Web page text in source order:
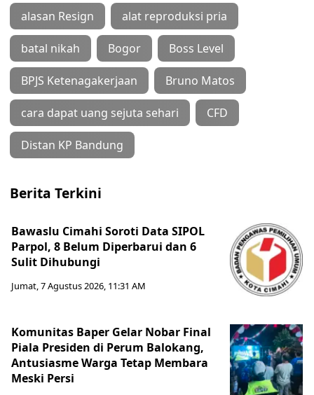
alasan Resign alat reproduksi pria
batal nikah Bogor Boss Level
BPJS Ketenagakerjaan Bruno Matos
cara dapat uang sejuta sehari CFD
Distan KP Bandung
Berita Terkini
Bawaslu Cimahi Soroti Data SIPOL
Parpol, 8 Belum Diperbarui dan 6
Sulit Dihubungi
Jumat, 7 Agustus 2026, 11:31 AM
Komunitas Baper Gelar Nobar Final
Piala Presiden di Perum Balokang,
Antusiasme Warga Tetap Membara
Meski Persi